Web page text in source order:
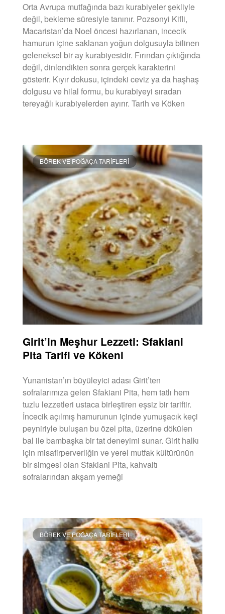
Orta Avrupa mutfağında bazı kurabiyeler şekliyle
değil, bekleme süresiyle tanınır. Pozsonyi Kifli,
Macaristan’da Noel öncesi hazırlanan, incecik
hamurun içine saklanan yoğun dolgusuyla bilinen
geleneksel bir ay kurabiyesidir. Fırından çıktığında
değil, dinlendikten sonra gerçek karakterini
gösterir. Kıyır dokusu, içindeki ceviz ya da haşhaş
dolgusu ve hilal formu, bu kurabiyeyi sıradan
tereyağlı kurabiyelerden ayırır. Tarih ve Köken
BÖREK VE POĞAÇA TARIFLERI
Girit’in Meşhur Lezzeti: Sfakiani
Pita Tarifi ve Kökeni
Yunanistan’ın büyüleyici adası Girit’ten
sofralarımıza gelen Sfakiani Pita, hem tatlı hem
tuzlu lezzetleri ustaca birleştiren eşsiz bir tariftir.
İncecik açılmış hamurunun içinde yumuşacık keçi
peyniriyle buluşan bu özel pita, üzerine dökülen
bal ile bambaşka bir tat deneyimi sunar. Girit halkı
için misafirperverliğin ve yerel mutfak kültürünün
bir simgesi olan Sfakiani Pita, kahvaltı
sofralarından akşam yemeği
BÖREK VE POĞAÇA TARIFLERI